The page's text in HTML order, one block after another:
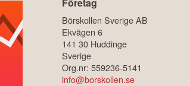
Börskollen Sverige AB
Ekvägen 6
141 30 Huddinge
Sverige
Org.nr: 559236-5141
info@borskollen.se